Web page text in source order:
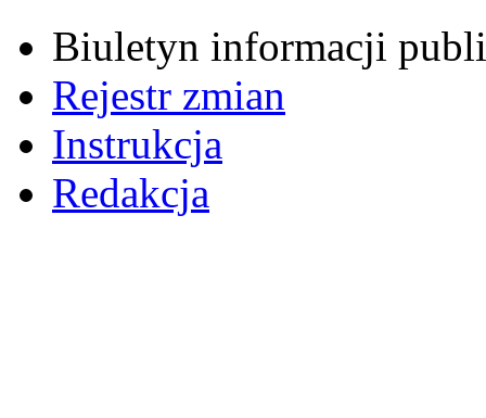
Biuletyn informacji
Rejestr zmian
Instrukcja
Redakcja